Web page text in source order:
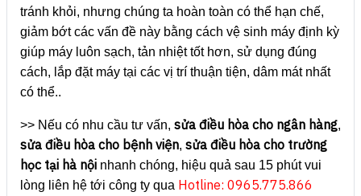
tránh khỏi, nhưng chúng ta hoàn toàn có thể hạn chế,
giảm bớt các vấn đề này bằng cách vệ sinh máy định kỳ
giúp máy luôn sạch, tản nhiệt tốt hơn, sử dụng đúng
cách, lắp đặt máy tại các vị trí thuận tiện, dâm mát nhất
có thể..
>> Nếu có nhu cầu tư vấn, sửa điều hòa cho ngân hàng,
sửa điều hòa cho bệnh viện, sửa điều hòa cho trường
học tại hà nội nhanh chóng, hiệu quả sau 15 phút vui
lòng liên hệ tới công ty qua Hotline: 0965.775.866